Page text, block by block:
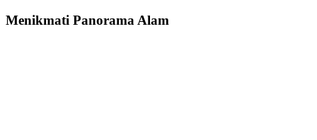
Menikmati Panorama Alam